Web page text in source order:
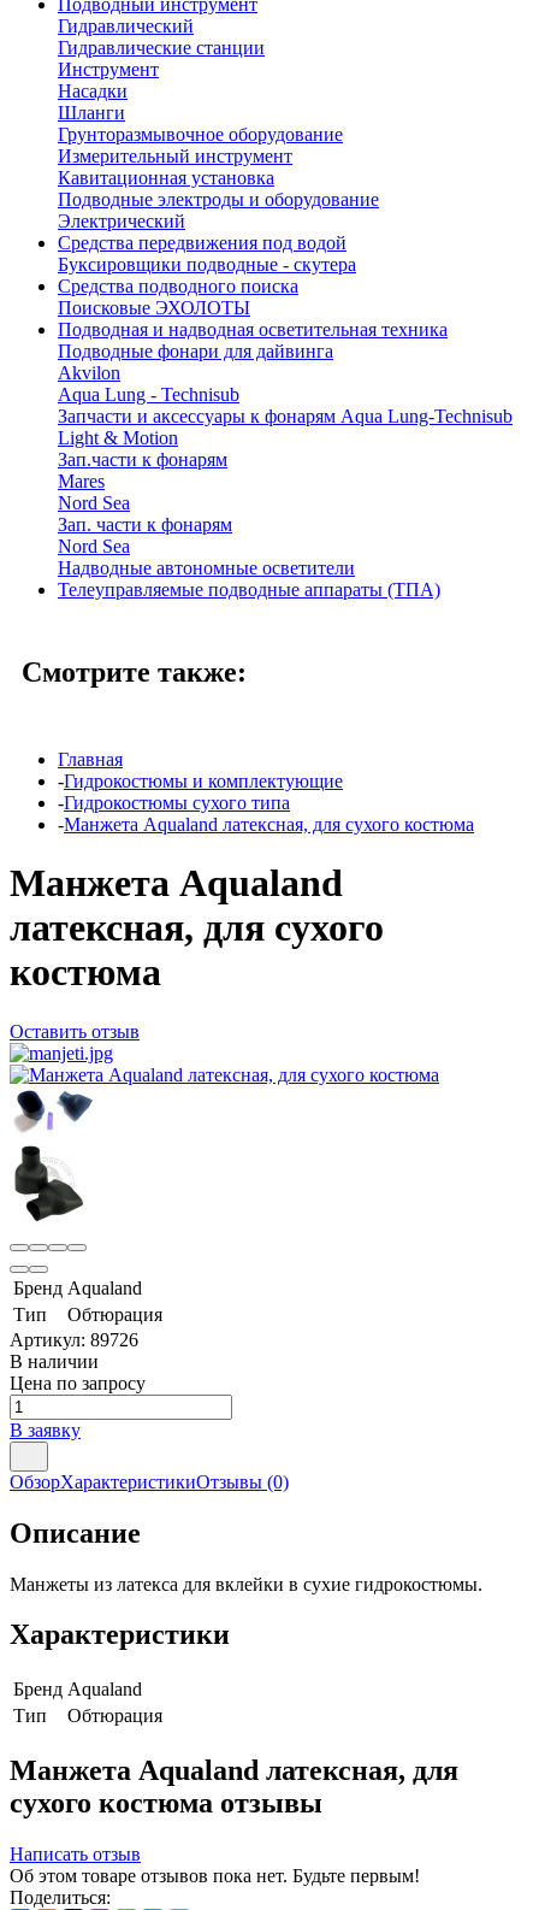
Подводный инструмент
Гидравлический
Гидравлические станции
Инструмент
Насадки
Шланги
Грунторазмывочное оборудование
Измерительный инструмент
Кавитационная установка
Подводные электроды и оборудование
Электрический
Средства передвижения под водой
Буксировщики подводные - скутера
Средства подводного поиска
Поисковые ЭХОЛОТЫ
Подводная и надводная осветительная техника
Подводные фонари для дайвинга
Akvilon
Aqua Lung - Technisub
Запчасти и аксессуары к фонарям Aqua Lung-Technisub
Light & Motion
Зап.части к фонарям
Mares
Nord Sea
Зап. части к фонарям
Nord Sea
Надводные автономные осветители
Телеуправляемые подводные аппараты (ТПА)
Смотрите также:
Главная
-Гидрокостюмы и комплектующие
-Гидрокостюмы сухого типа
-Манжета Aqualand латексная, для сухого костюма
Манжета Aqualand
латексная, для сухого
костюма
Оставить отзыв
Бренд Aqualand
Тип
Обтюрация
Артикул: 89726
В наличии
Цена по запросу
В заявку
ОбзорХарактеристикиОтзывы (0)
Описание
Манжеты из латекса для вклейки в сухие гидрокостюмы.
Характеристики
Бренд Aqualand
Тип
Обтюрация
Манжета Aqualand латексная, для
сухого костюма отзывы
Написать отзыв
Об этом товаре отзывов пока нет. Будьте первым!
Поделиться: